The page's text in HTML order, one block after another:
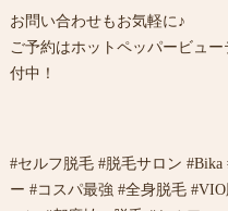
お問い合わせもお気軽に♪
ご予約はホットペッパービュ
付中！
#セルフ脱毛 #脱毛サロン
ー #コスパ最強 #全身脱毛